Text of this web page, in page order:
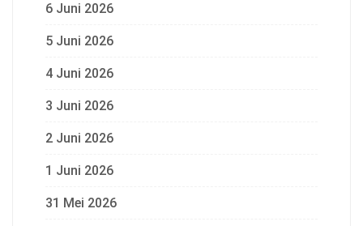
6 Juni 2026
5 Juni 2026
4 Juni 2026
3 Juni 2026
2 Juni 2026
1 Juni 2026
31 Mei 2026